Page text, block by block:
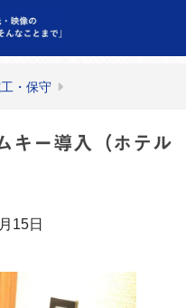
・保守
キー導入（ホテル
15日